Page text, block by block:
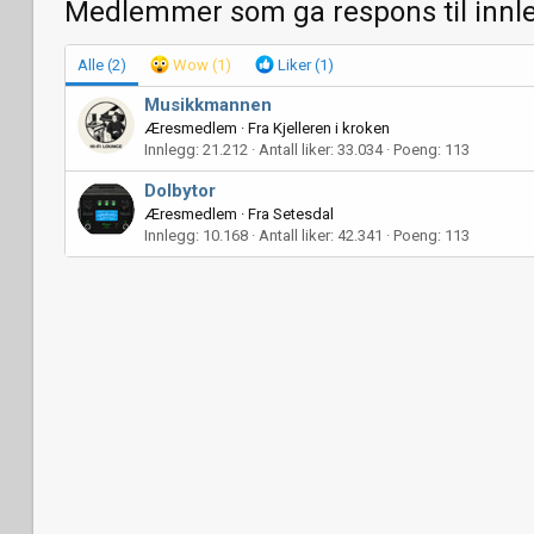
Medlemmer som ga respons til
Alle (2) Wow (1) Liker(1)
Musikkmannen
Æresmedlem · Fra Kjelleren i kroken
Innlegg 21.212 Antall liker 33.034 Poeng 113
Dolbytor
Æresmedlem · Fra Setesdal
Innlegg 10.168 Antall liker 42.341 Poeng 113